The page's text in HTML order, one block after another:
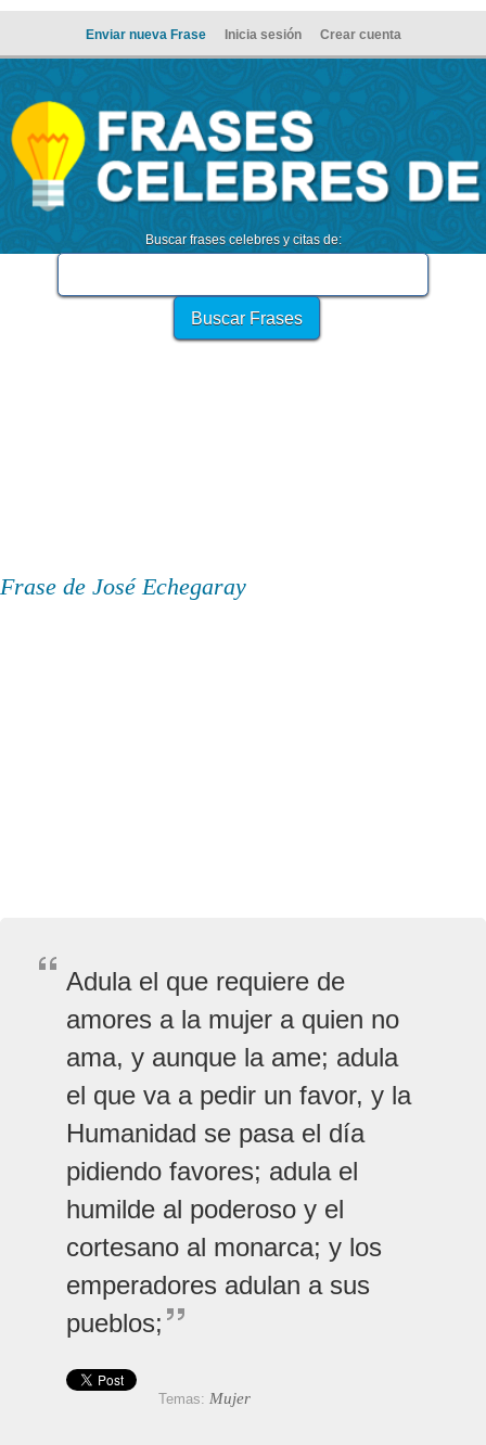
Enviar nueva Frase Inicia sesión Crear cuenta
Buscar frases celebres y citas de:
Frase de José Echegaray
Adula el que requiere de
amores a la mujer a quien no
ama, y aunque la ame; adula
el que va a pedir un favor, y la
Humanidad se pasa el día
pidiendo favores; adula el
humilde al poderoso y el
cortesano al monarca; y los
emperadores adulan a sus
pueblos;
Temas: Mujer